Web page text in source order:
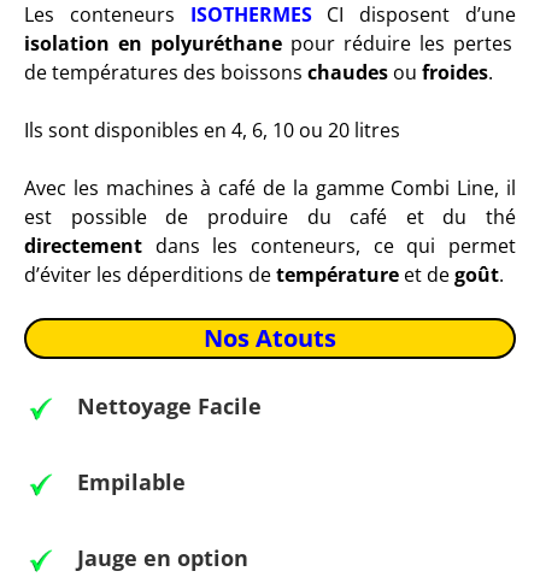
Les conteneurs ISOTHERMES
CI disposent d’une
isolation en polyuréthane pour réduire les pertes
de températures des boissons chaudes ou froides.
Ils sont disponibles en 4, 6, 10 ou 20 litres
Avec les machines à café de la gamme Combi Line, il
est possible de produire du café et du thé
directement dans les conteneurs, ce qui permet
d’éviter les déperditions detempérature et degoût.
Nos Atouts
Nettoyage Facile
Empilable
Jauge en option